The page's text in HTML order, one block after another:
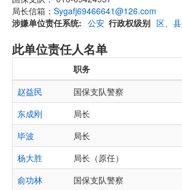
局长信箱： Sygafj69466641@126.com
涉嫌单位责任系统
公安 行政权级别 区、县
此单位责任人名单
职务
赵益民
国保支队警察
东成刚
局长
毕波
局长
杨大胜
局长（原任）
俞功林
国保支队警察